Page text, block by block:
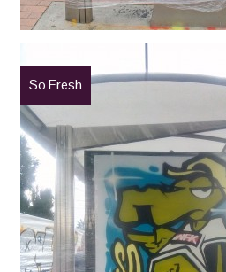
So Fresh